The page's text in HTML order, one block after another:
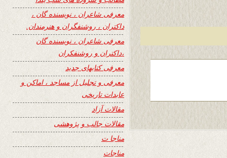
معرفی شاعران ، نویسنده گان ،
داکتران ، روشنفگران و هنرمندان.
معرفی شاعران ، نویسنده گان
،داکتران و روشنفکران
معرفی کتابهای جدید
معرفی و تجلیل از مساجد ، اماکن و
عابدات تاریخی
مقالات آزاد
مقالات جالب و پژوهشی
مناجا ت
مناجات